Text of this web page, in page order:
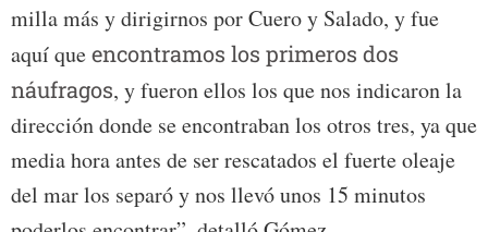
milla más y dirigirnos por Cuero y Salado, y fue
aquí queencontramos los primeros dos
náufragos, y fueron ellos los que nos indicaron la
dirección donde se encontraban los otros tres, ya que
media hora antes de ser rescatados el fuerte oleaje
del mar los separó y nos llevó unos 15 minutos